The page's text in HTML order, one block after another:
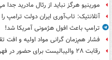
مورینیو هرگز نباید از رئال مادرید جدا
آتلانتیک: تاب‌آوری ایران دولت ترامپ
ترامپ باعث افول هژمونی آمریکا شد!
فشار هم‌زمان گرانی مواد اولیه و افت
رقابت ۲۸ والیبالیست برای حضور در فهرست نهایی تیم ملی